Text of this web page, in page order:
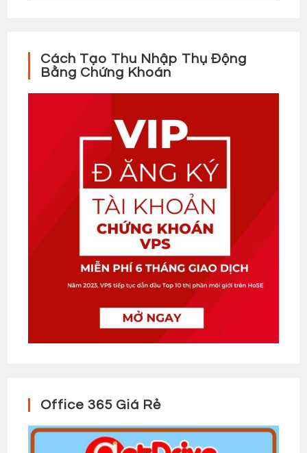
Cách Tạo Thu Nhập Thụ Động
Bằng Chứng Khoán
Office 365 Giá Rẻ